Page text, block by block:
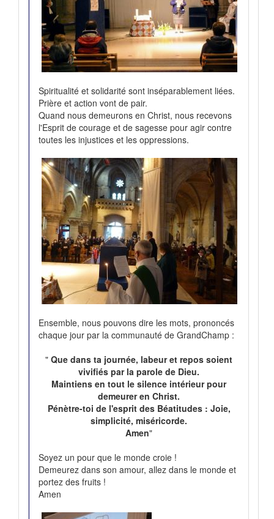
Spiritualité et solidarité sont inséparablement liées.
Prière et action vont de pair.
Quand nous demeurons en Christ, nous recevons
l'Esprit de courage et de sagesse pour agir contre
toutes les injustices et les oppressions.
Ensemble, nous pouvons dire les mots, prononcés
chaque jour par la communauté de GrandChamp :
" Que dans ta journée, labeur et repos soient
vivifiés par la parole de Dieu.
Maintiens en tout le silence intérieur pour
demeurer en Christ.
Pénètre-toi de l'esprit des Béatitudes : Joie,
simplicité, miséricorde.
Amen"
Soyez un pour que le monde croie !
Demeurez dans son amour, allez dans le monde et
portez des fruits !
Amen